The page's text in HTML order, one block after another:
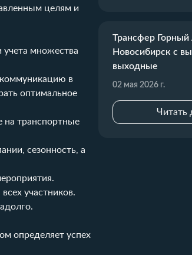
целям и
учета множества
в
оптимальное
на транспортные
сезонность, а
участников.
определяет успех
Трансфер
Новосибирск с
выходные
02 мая 2026 г.
Читать